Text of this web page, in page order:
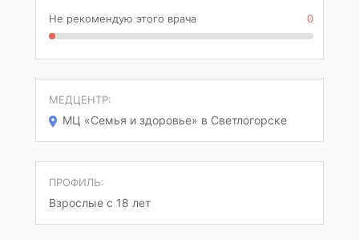
Не рекомендую этого врача 0
МЕДЦЕНТР:
МЦ «Семья и здоровье» в Светлогорске
ПРОФИЛЬ:
Взрослые с 18 лет